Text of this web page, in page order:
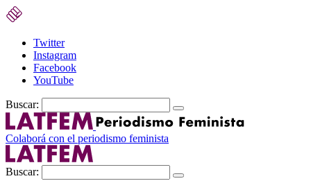
Twitter
Instagram
Facebook
YouTube
Buscar:
Colaborá con el periodismo feminista
Buscar: